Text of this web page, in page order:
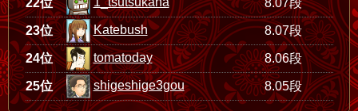
22位 8.07段
23位 Katebush 8.07段
24位 tomatoday 8.06段
25位 shigeshige3gou 8.05段